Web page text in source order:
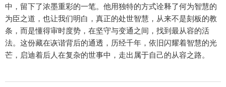
中，留下了浓墨重彩的一笔。他用独特的方式诠释了何为智慧的
为臣之道，也让我们明白，真正的处世智慧，从来不是刻板的教
条，而是懂得审时度势，在坚守与变通之间，找到最从容的活
法。这份藏在诙谐背后的通透，历经千年，依旧闪耀着智慧的光
芒，启迪着后人在复杂的世事中，走出属于自己的从容之路。